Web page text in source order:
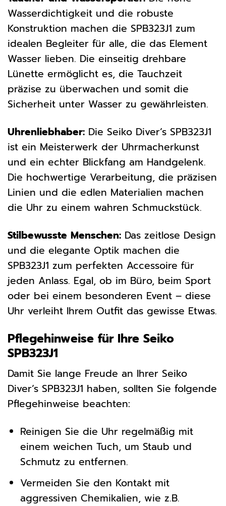
Wasserdichtigkeit und die robuste
Konstruktion machen die SPB323J1 zum
idealen Begleiter für alle, die das Element
Wasser lieben. Die einseitig drehbare
Lünette ermöglicht es, die Tauchzeit
präzise zu überwachen und somit die
Sicherheit unter Wasser zu gewährleisten.
Uhrenliebhaber: Die Seiko Diver’s SPB323J1
ist ein Meisterwerk der Uhrmacherkunst
und ein echter Blickfang am Handgelenk.
Die hochwertige Verarbeitung, die präzisen
Linien und die edlen Materialien machen
die Uhr zu einem wahren Schmuckstück.
Stilbewusste Menschen: Das zeitlose Design
und die elegante Optik machen die
SPB323J1 zum perfekten Accessoire für
jeden Anlass. Egal, ob im Büro, beim Sport
oder bei einem besonderen Event – diese
Uhr verleiht Ihrem Outfit das gewisse Etwas.
Pflegehinweise für Ihre Seiko
SPB323J1
Damit Sie lange Freude an Ihrer Seiko
Diver’s SPB323J1 haben, sollten Sie folgende
Pflegehinweise beachten:
Reinigen Sie die Uhr regelmäßig mit
einem weichen Tuch, um Staub und
Schmutz zu entfernen.
Vermeiden Sie den Kontakt mit
aggressiven Chemikalien, wie z.B.